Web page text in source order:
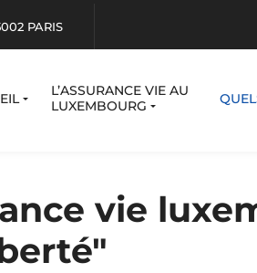
PARIS
L’ASSURANCE VIE AU
LUXEMBOURG
vie